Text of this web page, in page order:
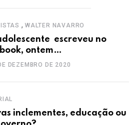
, WALTER NAVARRO
escreveu no
ontem…
DEZEMBRO DE 2020
inclementes, educação ou